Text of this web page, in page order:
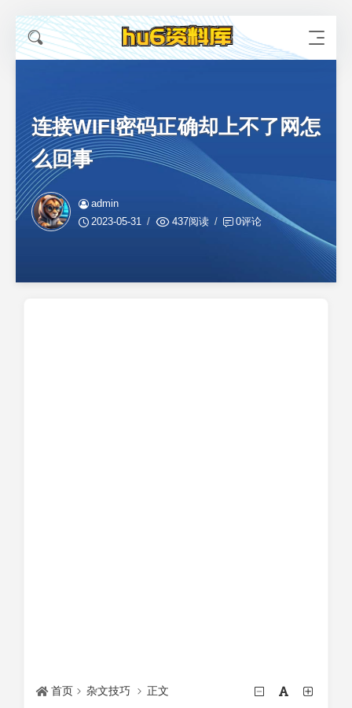
连接WIFI密码正确却上不了网怎
么回事
admin
2023-05-31
437阅读 0评论
首页 杂文技巧 正文